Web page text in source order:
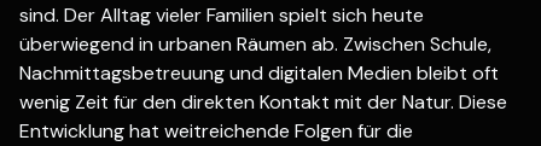
sind. Der Alltag vieler Familien spielt sich heute
überwiegend in urbanen Räumen ab. Zwischen Schule,
Nachmittagsbetreuung und digitalen Medien bleibt oft
wenig Zeit für den direkten Kontakt mit der Natur. Diese
Entwicklung hat weitreichende Folgen für die